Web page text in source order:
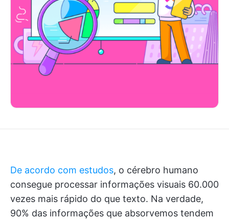
De acordo com estudos, o cérebro humano
consegue processar informações visuais 60.000
vezes mais rápido do que texto. Na verdade,
90% das informações que absorvemos tendem